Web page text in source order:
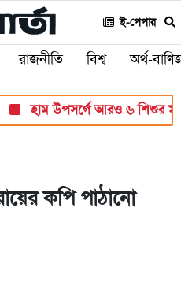
ই-পেপার
রাজনীতি বিশ্ব অর্থ-
হাম উপসর্গে আরও ৬ শিশুর মৃত্যু,
কপি পাঠানো